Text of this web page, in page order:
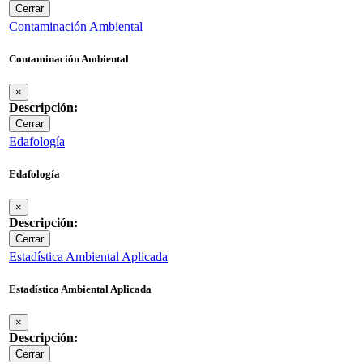
Cerrar
Contaminación Ambiental
Contaminación Ambiental
×
Descripción:
Cerrar
Edafología
Edafología
×
Descripción:
Cerrar
Estadística Ambiental Aplicada
Estadística Ambiental Aplicada
×
Descripción:
Cerrar